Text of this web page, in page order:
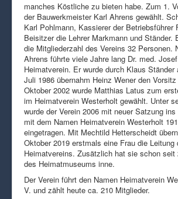
manches Köstliche zu bieten habe. Zum 1.
der Bauwerkmeister Karl Ahrens gewählt.
Karl Pohlmann, Kassierer der Betriebsführer
Beisitzer die Lehrer Markmann und Ständer.
die Mitgliederzahl des Vereins 32 Personen.
Ahrens führte viele Jahre lang Dr. med.
Heimatverein. Er wurde durch Klaus
Juli 1986 übernahm Heinz Wener den
Oktober 2002 wurde Matthias Latus zum
im Heimatverein Westerholt gewählt. Unter
wurde der Verein 2006 mit neuer Satzung
mit dem Namen Heimatverein Westerholt
eingetragen. Mit Mechtild Hetterscheidt
Oktober 2019 erstmals eine Frau die Leitung
Heimatvereins. Zusätzlich hat sie schon seit
des Heimatmuseums inne.
Der Verein führt den Namen Heimatverein
V. und zählt heute ca. 210 Mitglieder.